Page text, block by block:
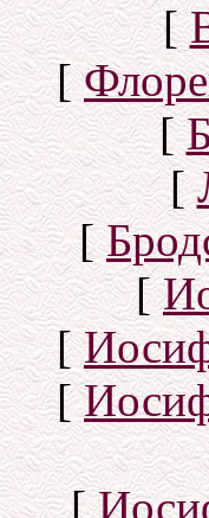
[
[
[
[
[
[
[
[
[